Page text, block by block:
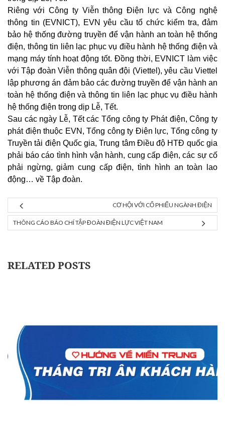
Riêng với Công ty Viễn thông Điện lực và Công nghệ
thông tin (EVNICT), EVN yêu cầu tổ chức kiểm tra, đảm
bảo hệ thống đường truyền để vận hành an toàn hệ thống
điện, thông tin liên lạc phục vụ điều hành hệ thống điện và
mạng máy tính hoạt động tốt. Đồng thời, EVNICT làm việc
với Tập đoàn Viễn thông quân đội (Viettel), yêu cầu Viettel
lập phương án đảm bảo các đường truyền để vận hành an
toàn hệ thống điện và thông tin liên lạc phục vụ điều hành
hệ thống điện trong dịp Lễ, Tết.
Sau các ngày Lễ, Tết các Tổng công ty Phát điện, Công ty
phát điện thuộc EVN, Tổng công ty Điện lực, Tổng công ty
Truyền tải điện Quốc gia, Trung tâm Điều độ HTĐ quốc gia
phải báo cáo tình hình vận hành, cung cấp điện, các sự cố
phải ngừng, giảm cung cấp điện, tình hình an toàn lao
động… về Tập đoàn.
CƠ HỘI VỚI CỔ PHIẾU NGÀNH ĐIỆN
THÔNG CÁO BÁO CHÍ TẬP ĐOÀN ĐIỆN LỰC VIỆT NAM
RELATED POSTS